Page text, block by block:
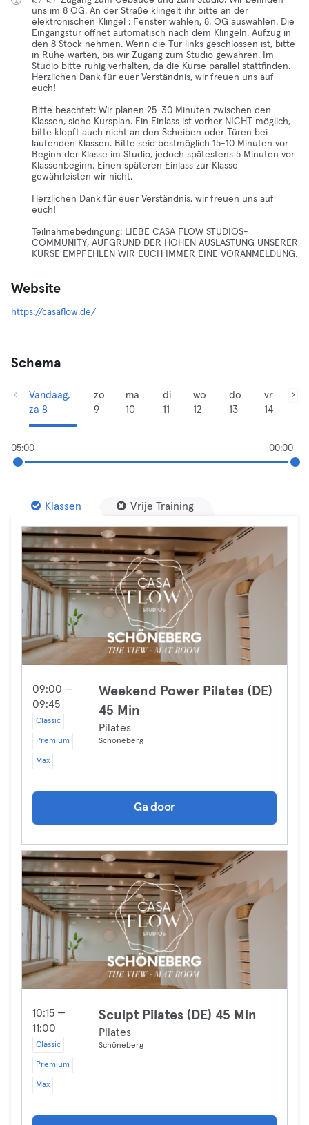
uns im 8 OG. An der Straße klingelt ihr bitte an der
elektronischen Klingel : Fenster wählen, 8. OG auswählen. Die
Eingangstür öffnet automatisch nach dem Klingeln. Aufzug in
den 8 Stock nehmen. Wenn die Tür links geschlossen ist, bitte
in Ruhe warten, bis wir Zugang zum Studio gewähren. Im
Studio bitte ruhig verhalten, da die Kurse parallel stattfinden.
Herzlichen Dank für euer Verständnis, wir freuen uns auf
euch!
Bitte beachtet: Wir planen 25-30 Minuten zwischen den
Klassen, siehe Kursplan. Ein Einlass ist vorher NICHT möglich,
bitte klopft auch nicht an den Scheiben oder Türen bei
laufenden Klassen. Bitte seid bestmöglich 15-10 Minuten vor
Beginn der Klasse im Studio, jedoch spätestens 5 Minuten vor
Klassenbeginn. Einen späteren Einlass zur Klasse
gewährleisten wir nicht.
Herzlichen Dank für euer Verständnis, wir freuen uns auf
euch!
Teilnahmebedingung: LIEBE CASA FLOW STUDIOS-
COMMUNITY, AUFGRUND DER HOHEN AUSLASTUNG UNSERER
KURSE EMPFEHLEN WIR EUCH IMMER EINE VORANMELDUNG.
Website
https://casaflow.de/
Schema
Vandaag,
za 8
zo
9
ma
10
di
11
wo
12
do
13
vr
14
05:00 00:00
Klassen Vrije Training
09:00 —
09:45
Classic
Premium
Max
Weekend Power Pilates (DE)
45 Min
Pilates
Schöneberg
Ga door
10:15 —
11:00
Classic
Premium
Max
Sculpt Pilates (DE) 45 Min
Pilates
Schöneberg